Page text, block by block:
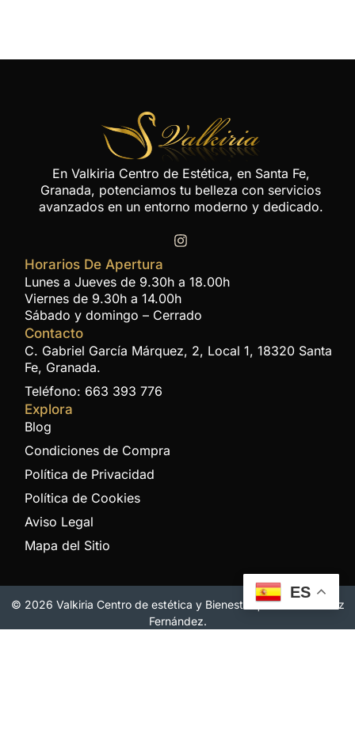
En Valkiria Centro de Estética, en Santa Fe,
Granada, potenciamos tu belleza con servicios
avanzados en un entorno moderno y dedicado.
Horarios De Apertura
Lunes a Jueves de 9.30h a 18.00h
Viernes de 9.30h a 14.00h
Sábado y domingo – Cerrado
Contacto
C. Gabriel García Márquez, 2, Local 1, 18320 Santa
Fe, Granada.
Teléfono: 663 393 776
Explora
Blog
Condiciones de Compra
Política de Privacidad
Política de Cookies
Aviso Legal
Mapa del Sitio
© 2026 Valkiria Centro de estética y Bienestar | Noelia Sánchez
Fernández.
ES